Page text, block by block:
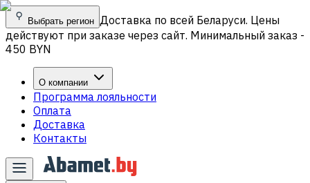
Выбрать регион Доставка по всей Беларуси. Цены
действуют при заказе через сайт. Минимальный заказ -
450 BYN
О компании
Программа лояльности
Оплата
Доставка
Контакты